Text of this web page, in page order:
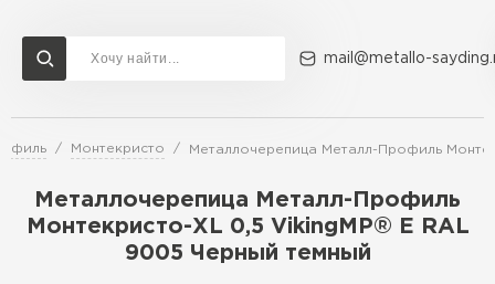
mail@metallo-
Монтекристо Металлочерепица Металл-Профиль
Металлочерепица Металл-Профиль
Монтекристо-XL 0,5 VikingMP® E RAL
9005 Черный темный
Доставка и оплата Акции О компании Контакты
Перейти в каталог